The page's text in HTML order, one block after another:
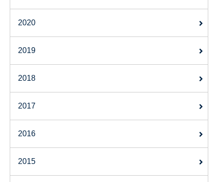
2020
2019
2018
2017
2016
2015